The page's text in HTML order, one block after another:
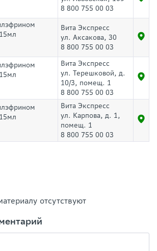
8 800 755 00 03
Вита Экспресс
ул. Аксакова, 30
8 800 755 00 03
Вита Экспресс
ул. Терешковой, д.
10/3, помещ. 1
8 800 755 00 03
Вита Экспресс
ул. Карпова, д. 1,
помещ. 1
8 800 755 00 03
отсутствуют